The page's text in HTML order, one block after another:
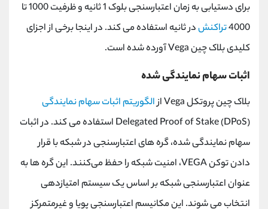
برای دستیابی به زمان اعتبارسنجی بلوک 1 ثانیه و ظرفیت 1000 تا
4000تراکنشدر ثانیه استفاده می کند. در اینجا برخی از اجزای
کلیدی بلاک چین Vega آورده شده است.
اثبات سهام نمایندگی شده
بلاک چین پروتکل Vega از
الگوریتم اثبات سهام نمایندگی
Delegated Proof of Stake (DPoS) استفاده می کند. در اثبات
سهام نمایندگی شده، گره ‌های اعتبارسنجی در شبکه با قرار
دادن توکن VEGA، امنیت شبکه را حفظ می‌کنند. این گره ها به
عنوان اعتبارسنجی شبکه بر اساس یک سیستم امتیازدهی
انتخاب می شوند. این مکانیسم اعتبارسنجی پویا و غیرمتمرکز